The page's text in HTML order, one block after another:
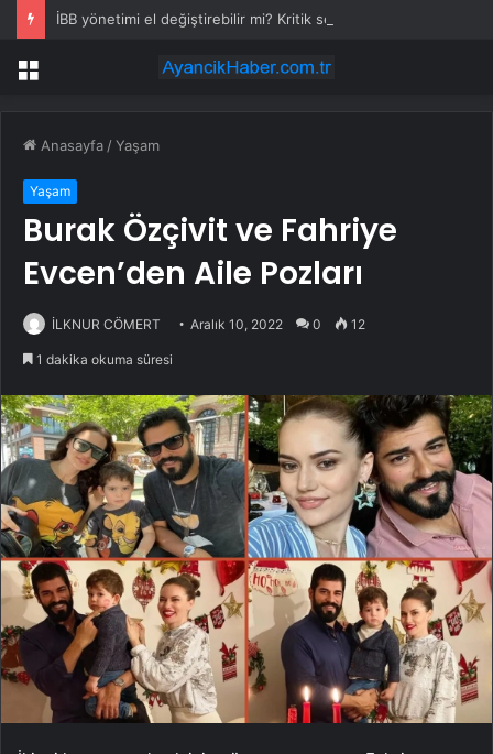
Menü
Anasayfa /Yaşam
Yaşam
Burak Özçivit ve Fahriye
Evcen’den Aile Pozları
İLKNUR CÖMERT Aralık 10, 2022 0 12
1 dakika okuma süresi